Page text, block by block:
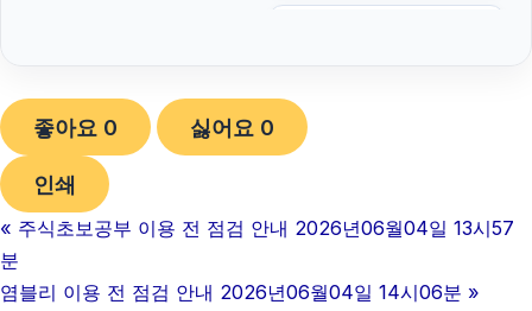
폰테크
아고다할인코드
좋아요 0 싫어요 0
인쇄
« 주식초보공부 이용 전 점검 안내 2026년06월04일 13시57
분
염블리 이용 전 점검 안내 2026년06월04일 14시06분 »